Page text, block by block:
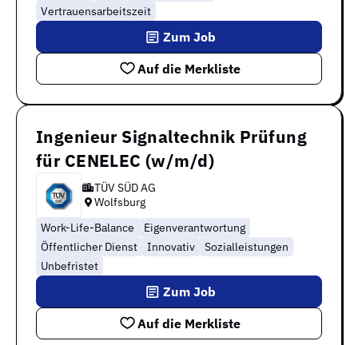
Vertrauensarbeitszeit
Auf die Merkliste
Zum Job
Ingenieur Signaltechnik Prüfung
für CENELEC (w/m/d)
TÜV SÜD AG
Wolfsburg
Work-Life-Balance
Eigenverantwortung
Öffentlicher Dienst
Innovativ
Sozialleistungen
Unbefristet
Auf die Merkliste
Zum Job